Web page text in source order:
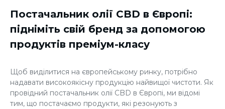
Постачальник олії CBD в Європі:
підніміть свій бренд за допомогою
продуктів преміум-класу
Щоб виділитися на європейському ринку, потрібно
надавати високоякісну продукцію найвищої чистоти. Як
провідний постачальник олії CBD в Європі, ми відомі
тим, що постачаємо продукти, які резонують з